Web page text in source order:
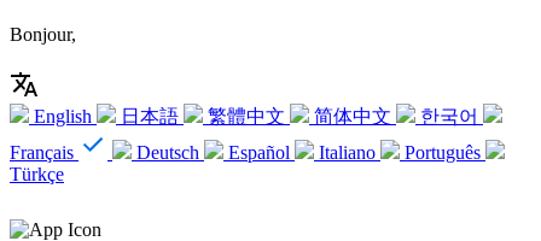
Bonjour,
English 日本語 繁體中文 简体中文
한국어
Français
Deutsch Español Italiano
Português
Türkçe